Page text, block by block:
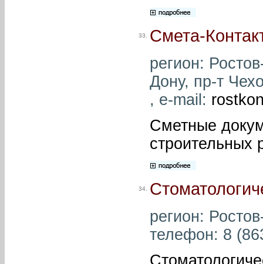
33. Смета-
регион:
Дону, пр-т
, e-mail:
Сметные
строительных
34.
регион:
телефон: 8